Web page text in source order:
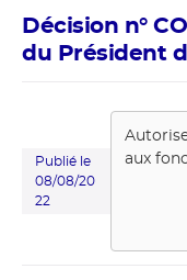
Décision n°
du Président
Publié le
08/08/20
22
aux